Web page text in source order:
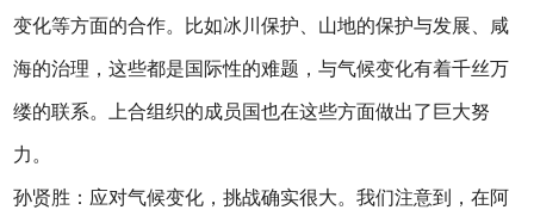
变化等方面的合作。比如冰川保护、山地的保护与发展、咸
海的治理，这些都是国际性的难题，与气候变化有着千丝万
缕的联系。上合组织的成员国也在这些方面做出了巨大努
力。
孙贤胜：应对气候变化，挑战确实很大。我们注意到，在阿